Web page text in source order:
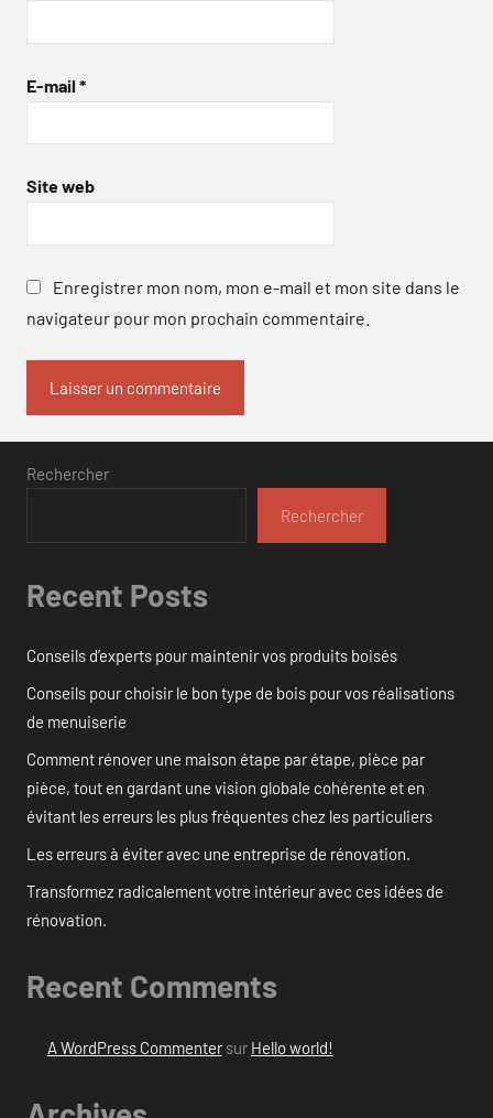
E-mail *
Site web
Enregistrer mon nom, mon e-mail et mon site dans le
navigateur pour mon prochain commentaire.
Rechercher
Rechercher
Recent Posts
Conseils d’experts pour maintenir vos produits boisés
Conseils pour choisir le bon type de bois pour vos réalisations
de menuiserie
Comment rénover une maison étape par étape, pièce par
pièce, tout en gardant une vision globale cohérente et en
évitant les erreurs les plus fréquentes chez les particuliers
Les erreurs à éviter avec une entreprise de rénovation.
Transformez radicalement votre intérieur avec ces idées de
rénovation.
Recent Comments
A WordPress Commentersur Hello world!